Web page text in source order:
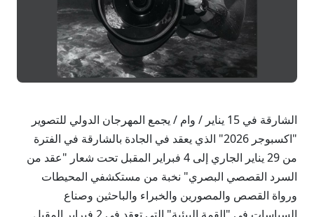
الشارقة في 15 يناير / وام / يجمع المهرجان الدولي للتصوير
"اكسبوجر 2026" الذي يعقد في الجادة بالشارقة في الفترة
من 29 يناير الجاري إلى 4 فبراير المقبل تحت شعار "عقد من
السرد القصصي البصري" نخبة من مستكشفي المحيطات
ورواة القصص والمصورين والخبراء والباحثين وصناع